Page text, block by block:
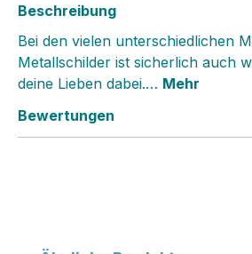
Beschreibung
Bei den vielen unterschiedlichen
Metallschilder ist sicherlich auch
deine Lieben dabei.… Mehr
Bewertungen